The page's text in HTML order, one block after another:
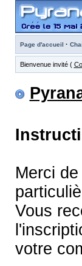
Page d'accueil ·
Bienvenue invité (
Merci
Vous
votre